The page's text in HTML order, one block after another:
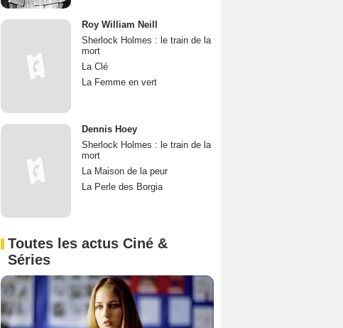
Roy William Neill
Sherlock Holmes : le train de la
mort
La Clé
La Femme en vert
Dennis Hoey
Sherlock Holmes : le train de la
mort
La Maison de la peur
La Perle des Borgia
Toutes les actus Ciné &
Séries